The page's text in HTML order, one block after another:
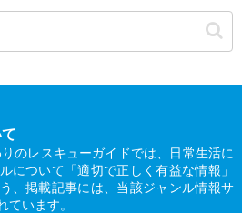
のレスキューガイドでは、日常生活に
について「適切で正しく有益な情報」
、掲載記事には、当該ジャンル情報サ
ています。